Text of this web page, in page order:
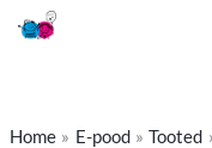
Skip
Home E-pood Tooted